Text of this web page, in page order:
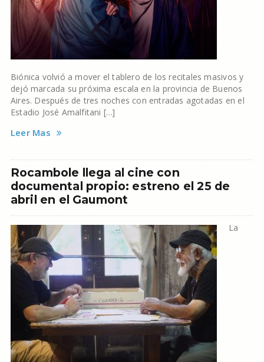
Biónica volvió a mover el tablero de los recitales masivos y
dejó marcada su próxima escala en la provincia de Buenos
Aires. Después de tres noches con entradas agotadas en el
Estadio José Amalfitani […]
Leer Mas
Rocambole llega al cine con
documental propio: estreno el 25 de
abril en el Gaumont
La